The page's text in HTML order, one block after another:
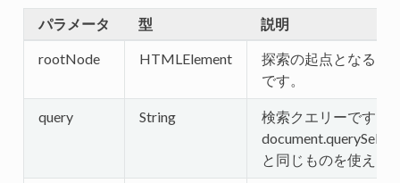
パラメータ 型 説明
rootNode HTMLElement
探索の起点となるノ
です。
query String
検索クエリーです。
と同じものを使えま